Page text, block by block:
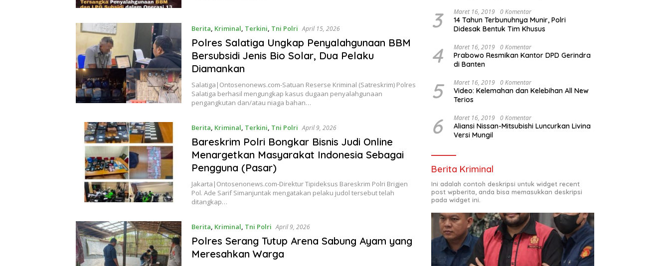
Berita, Kriminal, Terkini, Tni Polri April 15, 2026
Polres Salatiga Ungkap Penyalahgunaan BBM
Bersubsidi Jenis Bio Solar, Dua Pelaku
Diamankan
Salatiga|Ontosenonews.com-Satuan Reserse Kriminal (Satreskrim) Polres
Salatiga berhasil mengungkap kasus dugaan penyalahgunaan
pengangkutan dan/atau niaga bahan…
Berita, Kriminal, Terkini, Tni Polri April 9, 2026
Bareskrim Polri Bongkar Bisnis Judi Online
Menargetkan Masyarakat Indonesia Sebagai
Pengguna (Pasar)
Jakarta|Ontosenonews.com-Direktur Tipideksus Bareskrim Polri Brigjen
Pol. Ade Sarif Simanjuntak mengatakan pelaku judol tersebut telah
ditangkap…
Berita, Kriminal, Tni Polri April 9, 2026
Polres Serang Tutup Arena Sabung Ayam yang
Meresahkan Warga
3 Maret 16, 2019 0 Komentar
14 Tahun Terbunuhnya Munir, Polri
Didesak Bentuk Tim Khusus
4 Maret 16, 2019 0 Komentar
Prabowo Resmikan Kantor DPD Gerindra
di Banten
5 Maret 16, 2019 0 Komentar
Video: Kelemahan dan Kelebihan All New
Terios
6 Maret 16, 2019 0 Komentar
Aliansi Nissan-Mitsubishi Luncurkan Livina
Versi Mungil
Berita Kriminal
Ini adalah contoh deskripsi untuk widget recent
post wpberita, anda bisa memasukkan deskripsi
pada widget ini.